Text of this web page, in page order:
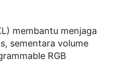
membantu menjaga
sementara volume
RGB